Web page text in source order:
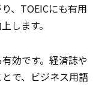
、TOEICにも有用
します。
効です。経済誌や
で、ビジネス用語